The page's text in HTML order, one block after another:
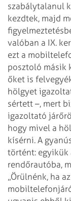
szabálytalanul
kezdtek, majd
valóban a IX.
ezt a
posztoló másik
őket is
hölgyet
sértett –, mert
igazoltató
hogy mivel a
kísérni. A
történt: egyikük
rendőrautóba,
„Örülnénk, ha